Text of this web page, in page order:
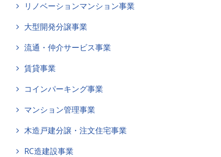
リノベーションマンション事業
大型開発分譲事業
流通・仲介サービス事業
賃貸事業
コインパーキング事業
マンション管理事業
木造戸建分譲・注文住宅事業
RC造建設事業